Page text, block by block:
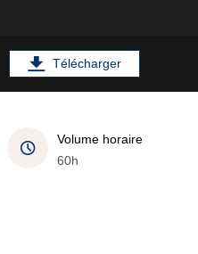
Télécharger
Volume horaire
60h